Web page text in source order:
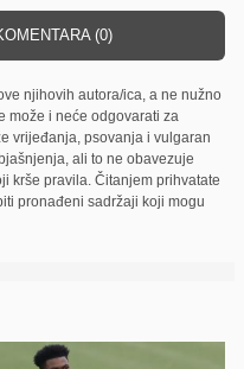
(0)
njihovih autora/ica, a ne nužno
može i neće odgovarati za
vrijeđanja, psovanja i vulgaran
ali to ne obavezuje
krše pravila. Čitanjem prihvatate
pronađeni sadržaji koji mogu